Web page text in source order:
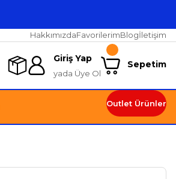
HakkımızdaFavorilerimBlogİletişim
Giriş Yap
yada Üye Ol
Sepetim
Outlet Ürünler